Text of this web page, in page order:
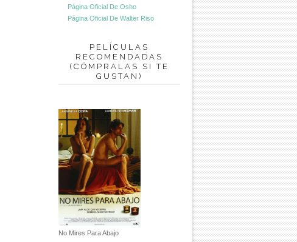
Página Oficial De Osho
Página Oficial De Walter Riso
PELÍCULAS
RECOMENDADAS
(CÓMPRALAS SI TE
GUSTAN)
No Mires Para Abajo